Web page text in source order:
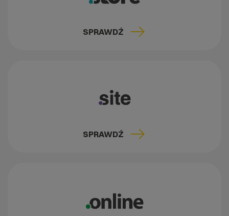
SPRAWDŹ
SPRAWDŹ